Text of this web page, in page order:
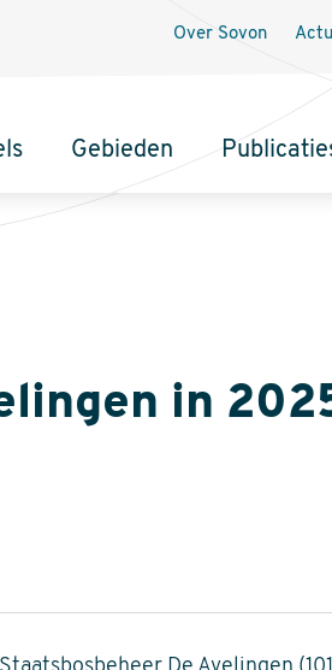
Gebieden
Secundaire
Over Sovon
in